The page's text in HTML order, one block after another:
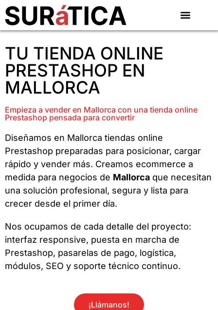
TU TIENDA ONLINE
PRESTASHOP EN
MALLORCA
Empieza a vender en Mallorca con una tienda online
Prestashop pensada para convertir
Diseñamos en Mallorca tiendas online
Prestashop preparadas para posicionar, cargar
rápido y vender más. Creamos ecommerce a
medida para negocios de Mallorca que necesitan
una solución profesional, segura y lista para
crecer desde el primer día.
Nos ocupamos de cada detalle del proyecto:
interfaz responsive, puesta en marcha de
Prestashop, pasarelas de pago, logística,
módulos, SEO y soporte técnico continuo.
¡Llámanos!